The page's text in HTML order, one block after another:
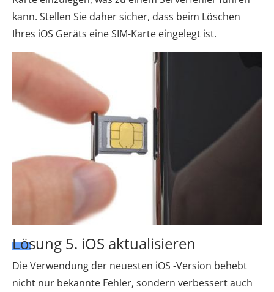
kann. Stellen Sie daher sicher, dass beim Löschen
Ihres iOS Geräts eine SIM-Karte eingelegt ist.
Lösung 5. iOS aktualisieren
Die Verwendung der neuesten iOS -Version behebt
nicht nur bekannte Fehler, sondern verbessert auch